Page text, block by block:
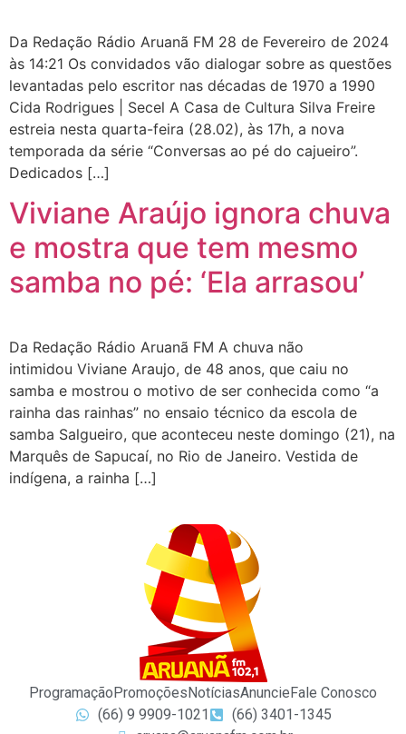
Da Redação Rádio Aruanã FM 28 de Fevereiro de 2024
às 14:21 Os convidados vão dialogar sobre as questões
levantadas pelo escritor nas décadas de 1970 a 1990
Cida Rodrigues | Secel A Casa de Cultura Silva Freire
estreia nesta quarta-feira (28.02), às 17h, a nova
temporada da série “Conversas ao pé do cajueiro”.
Dedicados […]
Viviane Araújo ignora chuva
e mostra que tem mesmo
samba no pé: ‘Ela arrasou’
Da Redação Rádio Aruanã FM A chuva não
intimidou Viviane Araujo, de 48 anos, que caiu no
samba e mostrou o motivo de ser conhecida como “a
rainha das rainhas” no ensaio técnico da escola de
samba Salgueiro, que aconteceu neste domingo (21), na
Marquês de Sapucaí, no Rio de Janeiro. Vestida de
indígena, a rainha […]
ProgramaçãoPromoçõesNotíciasAnuncieFale Conosco
(66) 9 9909-1021
(66) 3401-1345